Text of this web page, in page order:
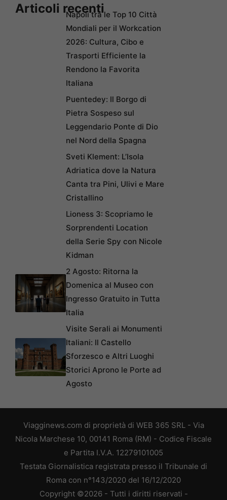
Articoli recentiNapoli tra le Top 10 Città
Mondiali per il Workcation
2026: Cultura, Cibo e
Trasporti Efficiente la
Rendono la Favorita
Italiana
Puentedey: Il Borgo di
Pietra Sospeso sul
Leggendario Ponte di Dio
nel Nord della Spagna
Sveti Klement: L’Isola
Adriatica dove la Natura
Canta tra Pini, Ulivi e Mare
Cristallino
Lioness 3: Scopriamo le
Sorprendenti Location
della Serie Spy con Nicole
Kidman
2 Agosto: Ritorna la
Domenica al Museo con
Ingresso Gratuito in Tutta
Italia
Visite Serali ai Monumenti
Italiani: Il Castello
Sforzesco e Altri Luoghi
Storici Aprono le Porte ad
Agosto
Viagginews.com di proprietà di WEB 365 SRL - Via
Nicola Marchese 10, 00141 Roma (RM) - Codice Fiscale
e Partita I.V.A. 12279101005
Testata Giornalistica registrata presso il Tribunale di
Roma con n°143/2020 del 16/12/2020
Copyright ©2026 - Tutti i diritti riservati -